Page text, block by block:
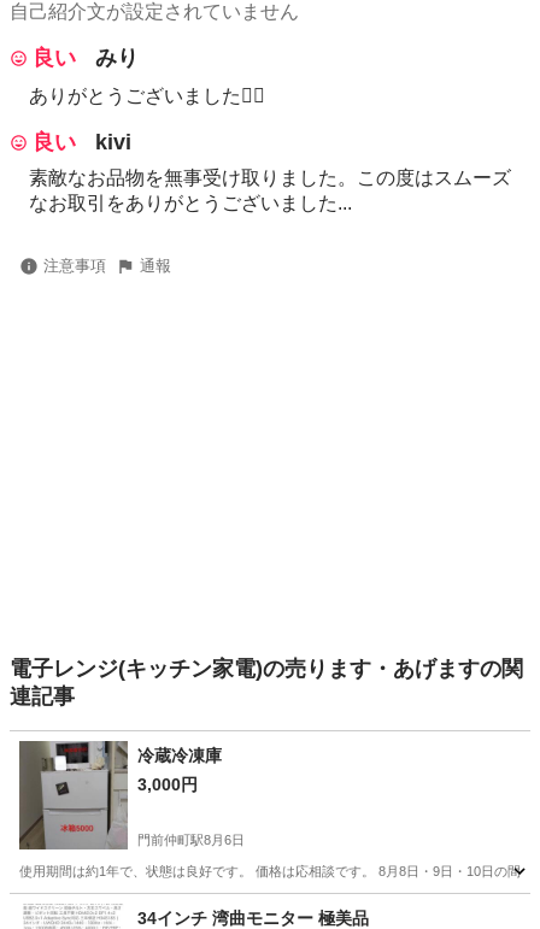
自己紹介文が設定されていません
良い みり
ありがとうございました🙇‍♀️
良い kivi
素敵なお品物を無事受け取りました。この度はスムーズ
なお取引をありがとうございました...
注意事項 通報
電子レンジ(キッチン家電)の売ります・あげますの関
連記事
冷蔵冷凍庫
3,000円
門前仲町駅8月6日
使用期間は約1年で、状態は良好です。 価格は応相談です。 8月8日・9日・10日の間
東京 江東区 門前仲町駅 キッチン家電 冷凍庫
34インチ 湾曲モニター 極美品